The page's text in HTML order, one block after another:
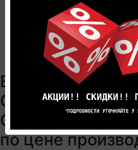
Общая стоимость :5951 р.
В
Характеристики
Виниловый
Quick-Step Oasis
OSPC20260 Дуб
по цене